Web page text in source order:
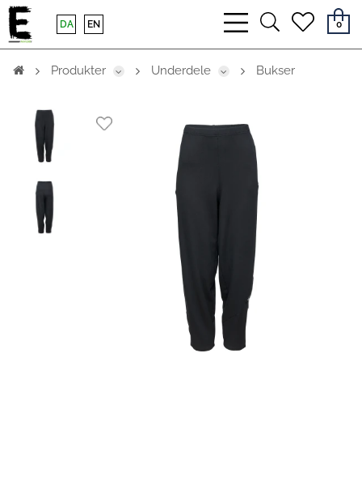
bars
light
searchheart
0
DA EN
Produkter Underdele Bukser